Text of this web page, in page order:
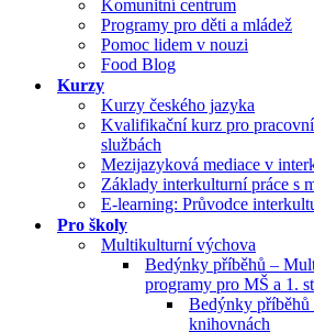
Komunitní centrum
Programy pro děti a mládež
Pomoc lidem v nouzi
Food Blog
Kurzy
Kurzy českého jazyka
Kvalifikační kurz pro
službách
Mezijazyková mediace v
Základy interkulturní práce s
E-learning: Průvodce
Pro školy
Multikulturní výchova
Bedýnky příběhů –
programy pro MŠ a 1.
Bedýnky příběhů
knihovnách